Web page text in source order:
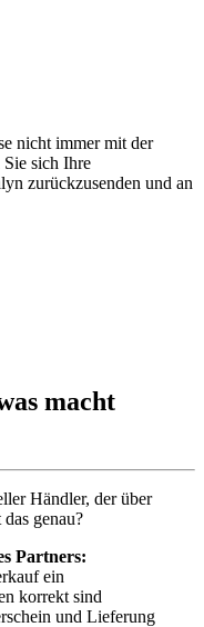
nicht immer mit der
Sie sich Ihre
zurückzusenden und an
macht
Händler, der über
genau?
Partners:
ein
korrekt sind
und Lieferung